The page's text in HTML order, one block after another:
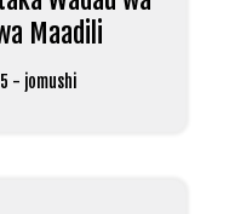
Maadili
- jomushi